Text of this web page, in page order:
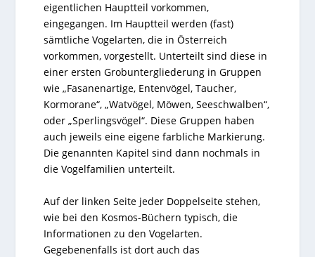
eigentlichen Hauptteil vorkommen,
eingegangen. Im Hauptteil werden (fast)
sämtliche Vogelarten, die in Österreich
vorkommen, vorgestellt. Unterteilt sind diese in
einer ersten Grobuntergliederung in Gruppen
wie „Fasanenartige, Entenvögel, Taucher,
Kormorane“, „Watvögel, Möwen, Seeschwalben“,
oder „Sperlingsvögel“. Diese Gruppen haben
auch jeweils eine eigene farbliche Markierung.
Die genannten Kapitel sind dann nochmals in
die Vogelfamilien unterteilt.
Auf der linken Seite jeder Doppelseite stehen,
wie bei den Kosmos-Büchern typisch, die
Informationen zu den Vogelarten.
Gegebenenfalls ist dort auch das